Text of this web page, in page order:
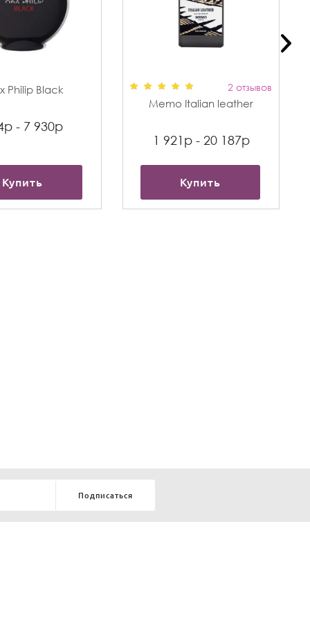
Philip Black
- 7 930р
Купить
2 отзывов
Memo Italian leather
1 921р - 20 187р
Купить
Подписаться